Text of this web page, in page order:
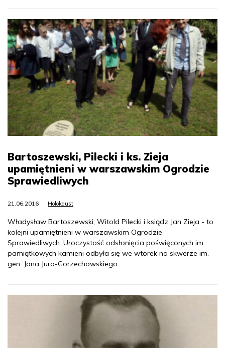
Bartoszewski, Pilecki i ks. Zieja
upamiętnieni w warszawskim Ogrodzie
Sprawiedliwych
21.06.2016 Holokaust
Władysław Bartoszewski, Witold Pilecki i ksiądz Jan Zieja - to
kolejni upamiętnieni w warszawskim Ogrodzie
Sprawiedliwych. Uroczystość odsłonięcia poświęconych im
pamiątkowych kamieni odbyła się we wtorek na skwerze im.
gen. Jana Jura-Gorzechowskiego.